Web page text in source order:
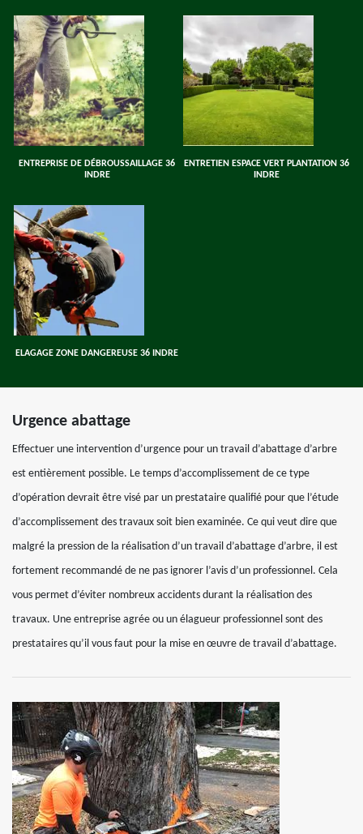
ENTREPRISE DE DÉBROUSSAILLAGE 36
INDRE
ENTRETIEN ESPACE VERT PLANTATION 36
INDRE
ELAGAGE ZONE DANGEREUSE 36 INDRE
Urgence abattage
Effectuer une intervention d’urgence pour un travail d’abattage d’arbre
est entièrement possible. Le temps d’accomplissement de ce type
d’opération devrait être visé par un prestataire qualifié pour que l’étude
d’accomplissement des travaux soit bien examinée. Ce qui veut dire que
malgré la pression de la réalisation d’un travail d’abattage d’arbre, il est
fortement recommandé de ne pas ignorer l’avis d’un professionnel. Cela
vous permet d’éviter nombreux accidents durant la réalisation des
travaux. Une entreprise agrée ou un élagueur professionnel sont des
prestataires qu’il vous faut pour la mise en œuvre de travail d’abattage.